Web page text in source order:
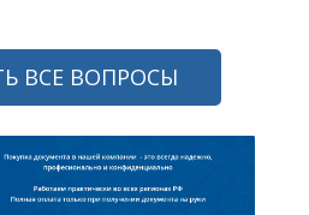
ВСЕ ВОПРОСЫ